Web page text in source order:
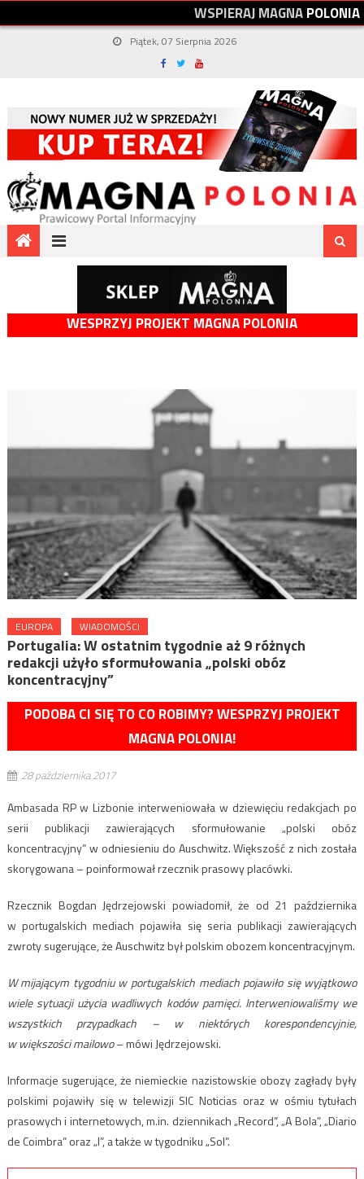
WSPIERAJMAGNAPOLONIA
Piątek, 07 Sierpnia 2026
WESPRZYJ PROJEKT MAGNA POLONIA
EUROPA WIADOMOŚCI
Portugalia: W ostatnim tygodnie aż 9 różnych
redakcji użyło sformułowania „polski obóz
koncentracyjny”
PODOBA CI SIĘ TO CO ROBIMY? WESPRZYJ PROJEKT
MAGNA POLONIA!
28 października 2017
Ambasada RP w Lizbonie interweniowała w dziewięciu redakcjach po
serii publikacji zawierających sformułowanie „polski obóz
koncentracyjny” w odniesieniu do Auschwitz. Większość z nich została
skorygowana – poinformował rzecznik prasowy placówki.
Rzecznik Bogdan Jędrzejowski powiadomił, że od 21 października
w portugalskich mediach pojawiła się seria publikacji zawierających
zwroty sugerujące, że Auschwitz był polskim obozem koncentracyjnym.
W mijającym tygodniu w portugalskich mediach pojawiło się wyjątkowo
wiele sytuacji użycia wadliwych kodów pamięci. Interweniowaliśmy we
wszystkich przypadkach – w niektórych korespondencyjnie,
w większości mailowo– mówi Jędrzejowski.
Informacje sugerujące, że niemieckie nazistowskie obozy zagłady były
polskimi pojawiły się w telewizji SIC Noticias oraz w ośmiu tytułach
prasowych i internetowych, m.in. dziennikach „Record”, „A Bola”, „Diario
de Coimbra” oraz „I”, a także w tygodniku „Sol”.